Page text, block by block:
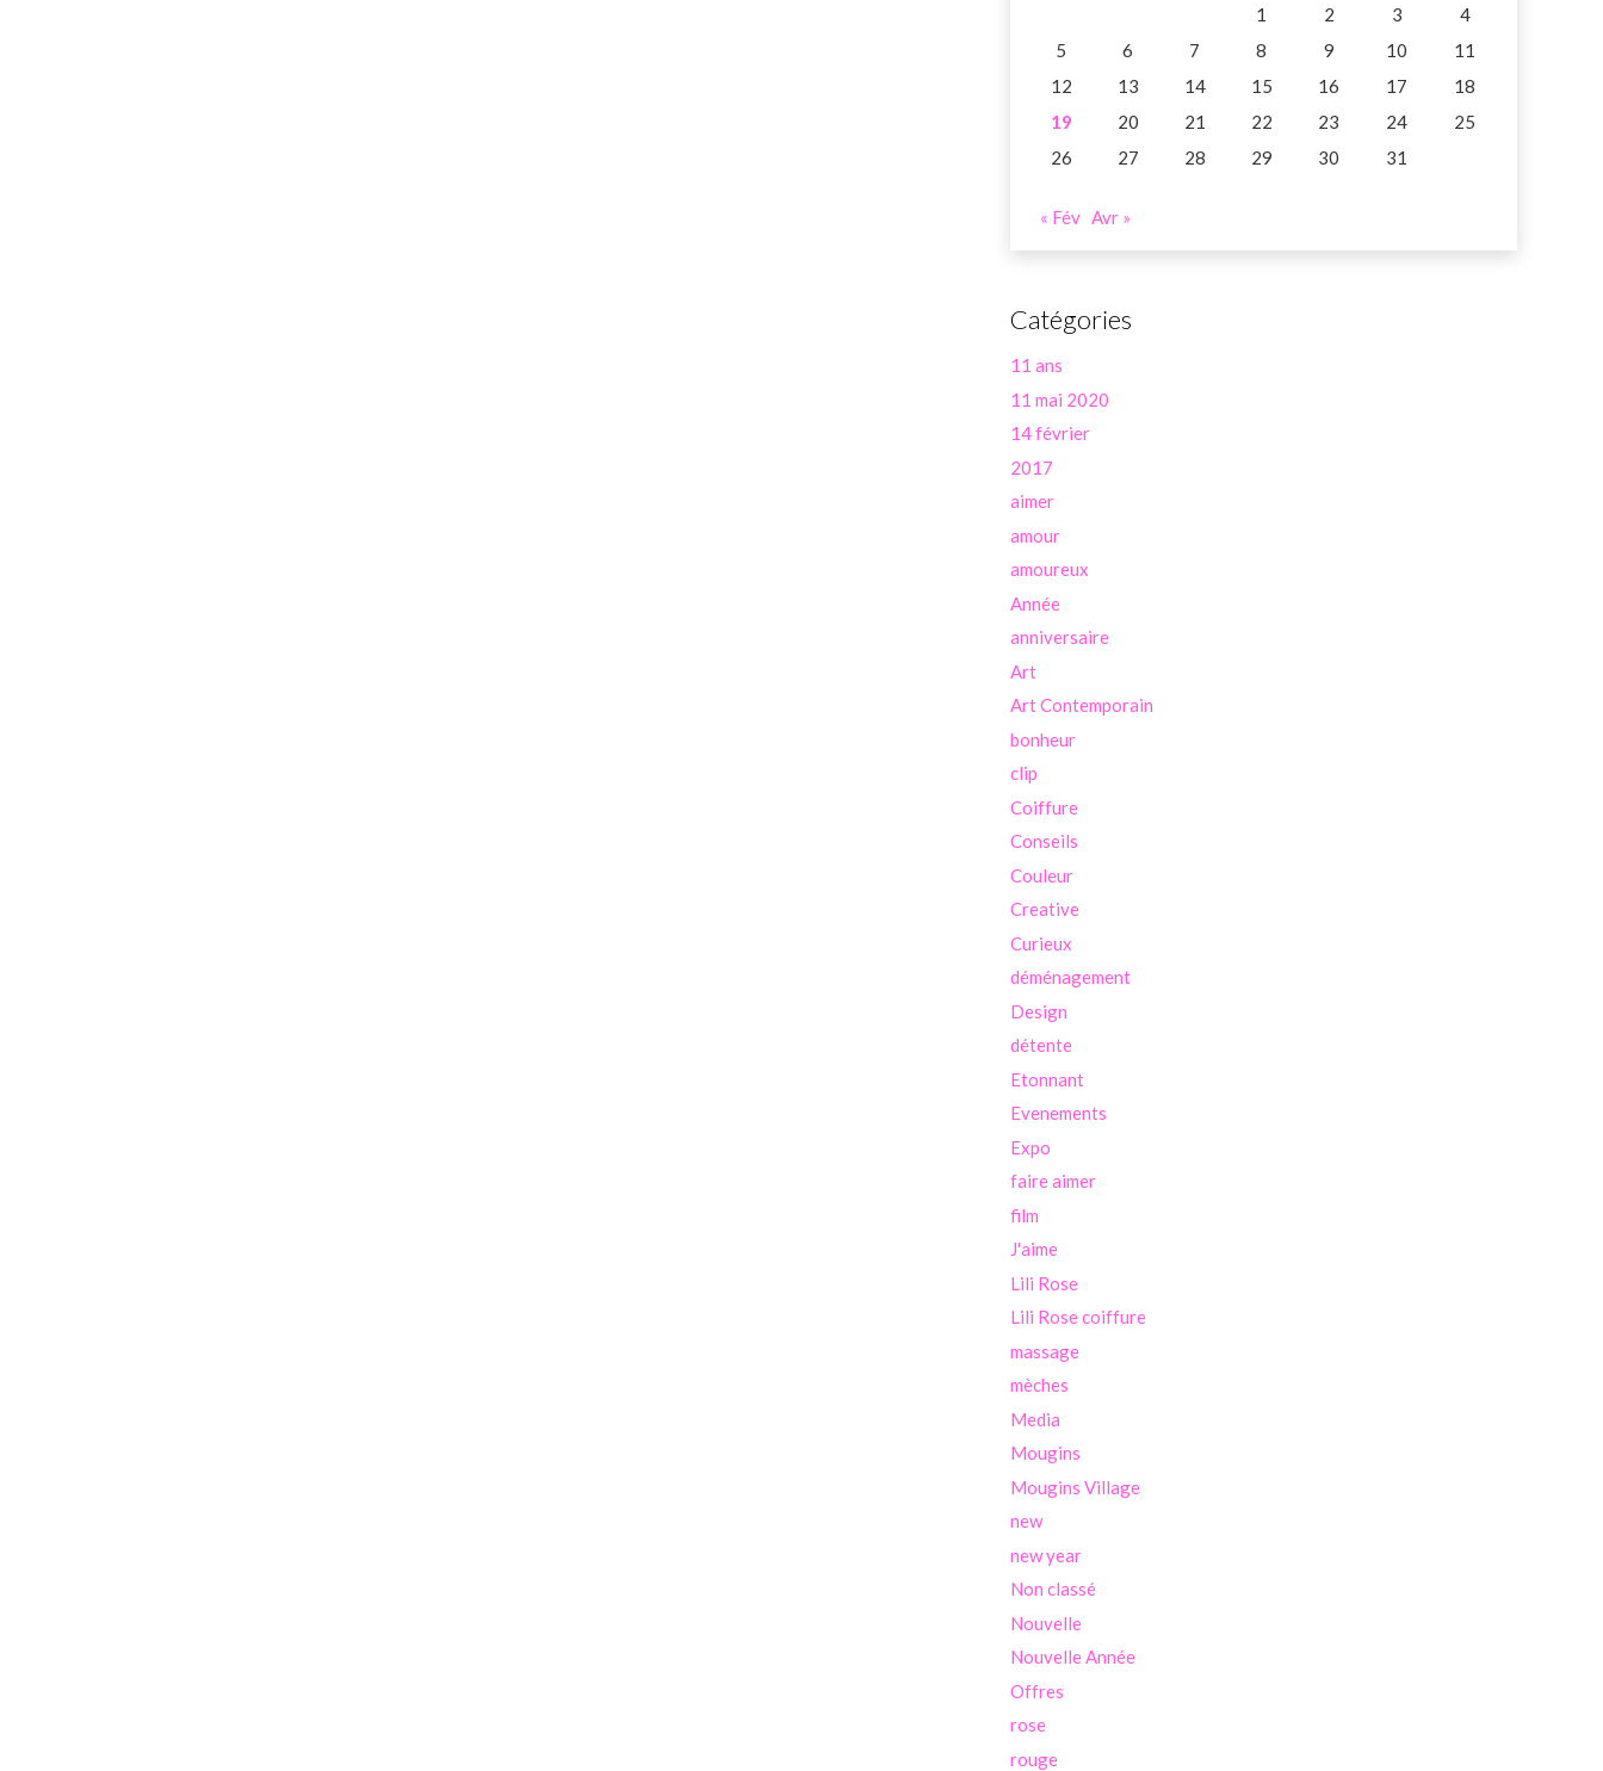
1 2 3
4
5
6 7 8 9 10
11
12
13 14 15 16 17
18
19
20 21 22 23 24
25
26
27 28 29 30 31
« Fév Avr »
Catégories
11 ans
11 mai 2020
14 février
2017
aimer
amour
amoureux
Année
anniversaire
Art
Art Contemporain
bonheur
clip
Coiffure
Conseils
Couleur
Creative
Curieux
déménagement
Design
détente
Etonnant
Evenements
Expo
faire aimer
film
J'aime
Lili Rose
Lili Rose coiffure
massage
mèches
Media
Mougins
Mougins Village
new
new year
Non classé
Nouvelle
Nouvelle Année
Offres
rose
rouge